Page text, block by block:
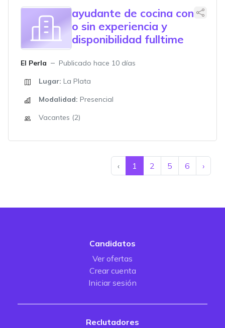
ayudante de cocina con
o sin experiencia y
disponibilidad fulltime
El Perla
Publicado hace 10 días
Lugar: La Plata
Modalidad: Presencial
Vacantes (2)
‹ 1 2 5 6 ›
Candidatos
Ver ofertas
Crear cuenta
Iniciar sesión
Reclutadores